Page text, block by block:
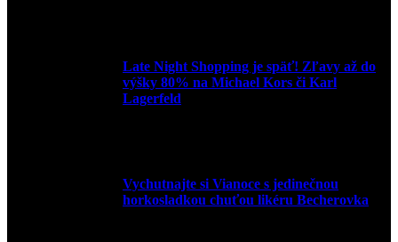
Late Night Shopping je späť! Zľavy až do
výšky 80% na Michael Kors či Karl
Lagerfeld
Vychutnajte si Vianoce s jedinečnou
horkosladkou chuťou likéru Becherovka